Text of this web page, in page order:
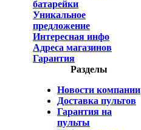
батарейки
Уникальное
предложение
Интересная инфо
Адреса магазинов
Гарантия
Разделы
Новости компании
Доставка пультов
Гарантия на
пульты